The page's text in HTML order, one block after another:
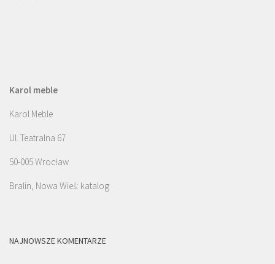
Karol meble
Karol Meble
Ul. Teatralna 67
50-005 Wrocław
Bralin, Nowa Wieś: katalog
NAJNOWSZE KOMENTARZE